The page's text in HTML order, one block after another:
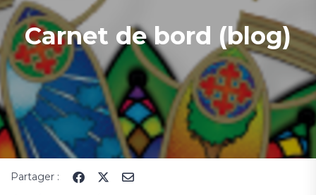
Carnet de bord (blog)
Partager :